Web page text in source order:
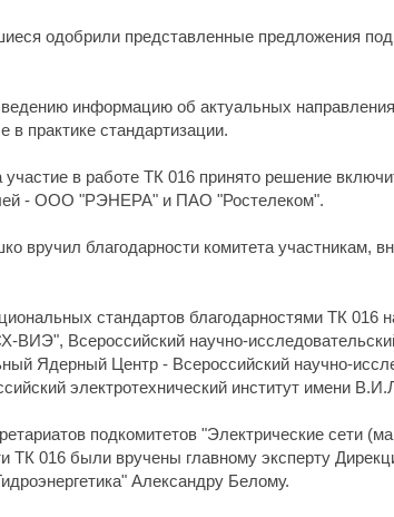
одобрили представленные предложения
информацию об актуальных
в практике стандартизации.
участие в работе ТК 016 принято решение
- ООО "РЭНЕРА" и ПАО "Ростелеком".
вручил благодарности комитета участникам,
стандартов благодарностями ТК
Всероссийский научно-
Ядерный Центр - Всероссийский научно-
электротехнический институт имени
подкомитетов "Электрические сети
ТК 016 были вручены главному эксперту
Александру Белому.